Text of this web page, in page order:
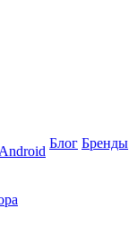
Блог Бренды